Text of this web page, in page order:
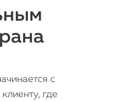
с
где